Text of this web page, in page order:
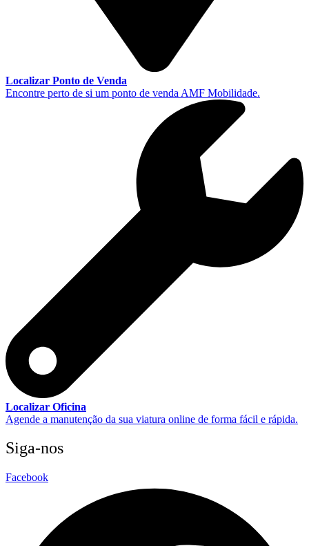
Localizar Ponto de Venda
Encontre perto de si um ponto de venda AMF Mobilidade.
Localizar Oficina
Agende a manutenção da sua viatura online de forma fácil e rápida.
Siga-nos
Facebook